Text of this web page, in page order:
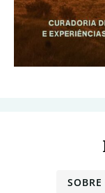
SOBRE